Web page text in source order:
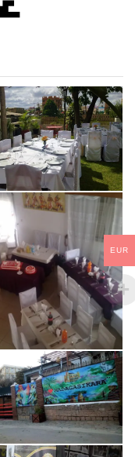
EUR